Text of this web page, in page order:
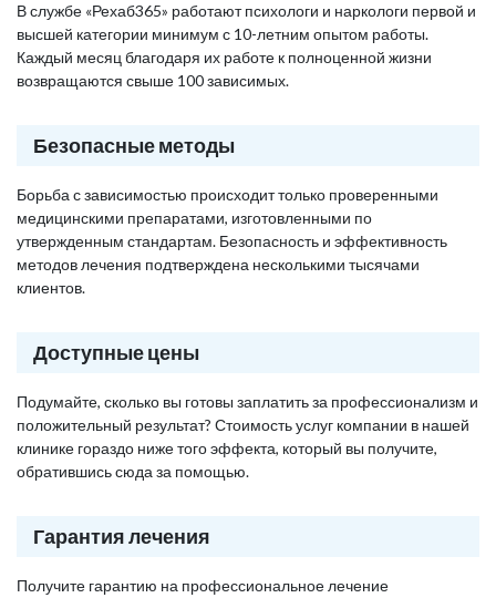
В службе «Рехаб365» работают психологи и наркологи первой и
высшей категории минимум с 10-летним опытом работы.
Каждый месяц благодаря их работе к полноценной жизни
возвращаются свыше 100 зависимых.
Безопасные методы
Борьба с зависимостью происходит только проверенными
медицинскими препаратами, изготовленными по
утвержденным стандартам. Безопасность и эффективность
методов лечения подтверждена несколькими тысячами
клиентов.
Доступные цены
Подумайте, сколько вы готовы заплатить за профессионализм и
положительный результат? Стоимость услуг компании в нашей
клинике гораздо ниже того эффекта, который вы получите,
обратившись сюда за помощью.
Гарантия лечения
Получите гарантию на профессиональное лечение